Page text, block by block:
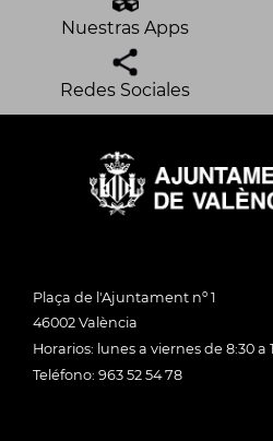
Nuestras Apps
Redes Sociales
Plaça de l'Ajuntament nº 1
46002 València
Horarios: lunes a viernes de 8:30 a
Teléfono: 963 52 54 78